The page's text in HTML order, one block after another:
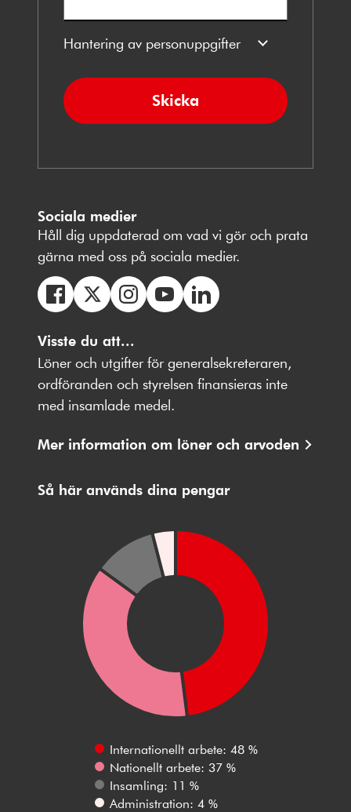
Hantering av personuppgifter
Skicka
Sociala medier
Håll dig uppdaterad om vad vi gör och prata
gärna med oss på sociala medier.
oss
på
Facebbok
oss
på
X
oss
på
Instagram
på
Youtube
på
LinkedIn
Visste du att...
Löner och utgifter för generalsekreteraren,
ordföranden och styrelsen finansieras inte
med insamlade medel.
Mer information om löner och arvoden
Så här används dina pengar
Internationellt arbete: 48 %
Nationellt arbete: 37 %
Insamling: 11 %
Administration: 4 %